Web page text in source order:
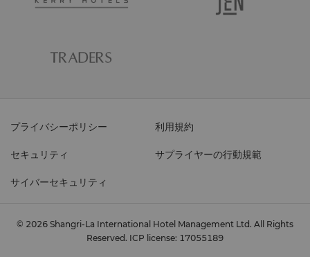
プライバシーポリシー 利用規約
セキュリティ サプライヤーの行動規範
サイバーセキュリティ
© 2026 Shangri-La International Hotel Management Ltd. All Rights
Reserved. ICP license: 17055189